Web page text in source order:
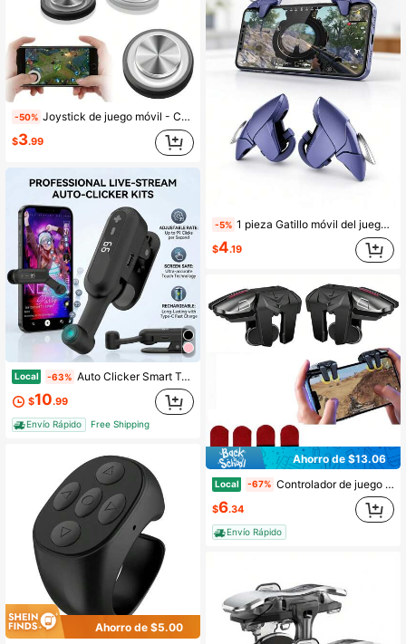
-50% Joystick de juego móvil - Controlador de juego de pantalla táctil, compatible con iPad de Apple, teléfonos y tabletas Android, Gamepad portátil | El mejor regalo para mujeres, madres, novias, amigas y colegas - Perfecto para cumpleaños, Navidad, Día de San Valentín
$3.99
Local -63% Auto Clicker Smart Tapper para Live, dispositivo de toque automático recargable con velocidad ajustable para likes instantáneos y tareas de redes sociales
$10.99
Envío Rápido Free Shipping
Ahorro de $5.00
-5% 1 pieza Gatillo móvil del juego, botón de joystick, tecla física sensible para disparar y apuntar, modelo de metal de presión automática, adecuado como herramienta de asistencia para el botón del teléfono de juegos
$4.19
Ahorro de $13.06
Local -67% Controlador de juego Gatillos para juegos móviles para P UBG/Knives Out/COD/Rules Of Survival con doble clic y 4 guantes táctiles sensibles de fibra para todos los iPhone, iPad, teléfonos Android y la mayoría de teléfonos inteligentes. Regalo para familia, amigos, niños, cumpleaños, Navidad, invierno, novia y novio
$6.34
Envío Rápido